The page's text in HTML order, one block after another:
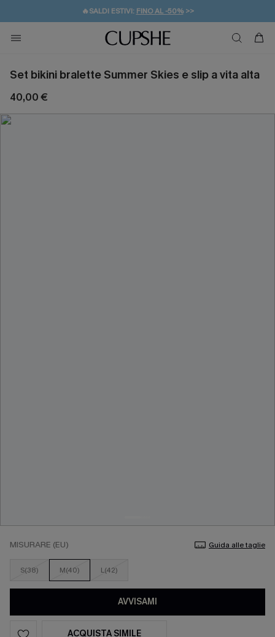
🔥SALDI ESTIVI: FINO AL -50%>>
🚚SPEDIZIONE GRATUITA DA 49€
💌REGALO PER I NUOVI: 20% DI SCONTO*
Set bikini bralette Summer Skies e slip a vita alta
40,00 €
MISURARE (EU) Guida alle taglie
S(38) M(40) L(42)
AVVISAMI
ACQUISTA SIMILE